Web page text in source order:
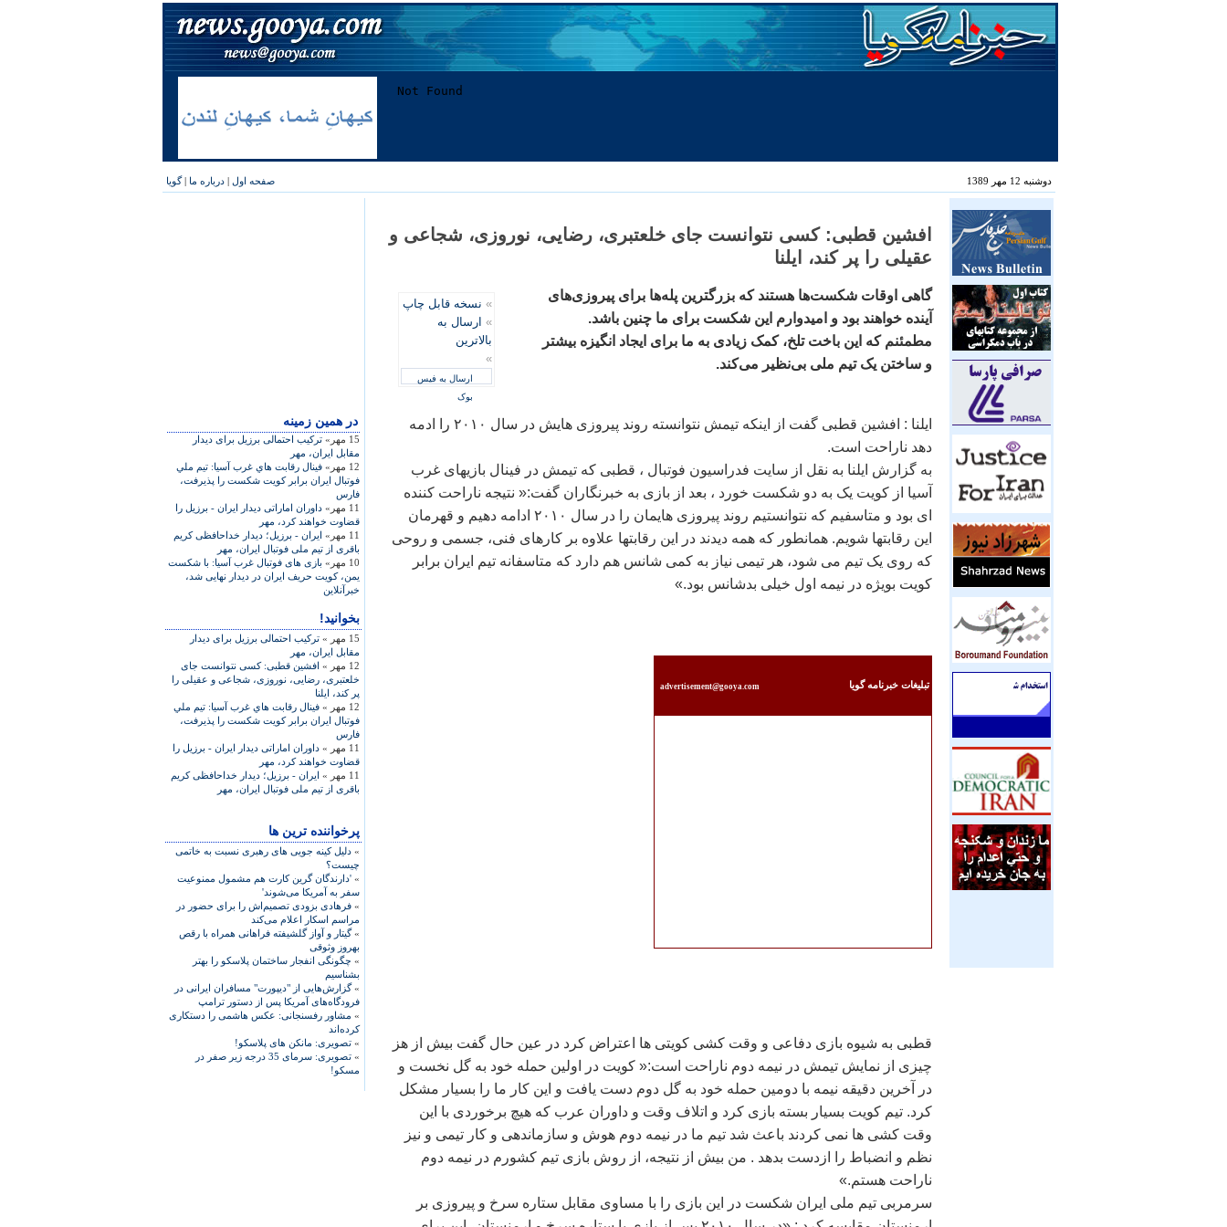
دوشنبه 12 مهر 1389 صفحه اول | درباره ما |گویا
در همين زمينه
15 مهر»
ترکيب احتمالی برزيل برای ديدار
مقابل ايران، مهر
12 مهر»
فينال رقابت هاي غرب آسيا: تيم ملي
فوتبال ايران برابر كويت شكست را پذيرفت،
فارس
11 مهر»
داوران اماراتی ديدار ايران - برزيل را
قضاوت خواهند کرد، مهر
11 مهر»
ايران - برزيل؛ ديدار خداحافظی کريم
باقری از تيم ملی فوتبال ايران، مهر
10 مهر»
بازی های فوتبال غرب آسيا: با شکست
يمن، کويت حريف ايران در ديدار نهايی شد،
خبرآنلاين
بخوانید!
15 مهر »
ترکيب احتمالی برزيل برای ديدار
مقابل ايران، مهر
12 مهر »
افشين قطبی: کسی نتوانست جای
خلعتبری، رضايی، نوروزی، شجاعی و عقيلی را
پر کند، ايلنا
12 مهر »
فينال رقابت هاي غرب آسيا: تيم ملي
فوتبال ايران برابر كويت شكست را پذيرفت،
فارس
11 مهر »
داوران اماراتی ديدار ايران - برزيل را
قضاوت خواهند کرد، مهر
11 مهر »
ايران - برزيل؛ ديدار خداحافظی کريم
باقری از تيم ملی فوتبال ايران، مهر
پرخواننده ترین ها
» دلیل کینه جویی های رهبری نسبت به خاتمی
چیست؟
» 'دارندگان گرین کارت هم مشمول ممنوعیت
سفر به آمریکا می‌شوند'
» فرهادی بزودی تصمیم‌اش را برای حضور در
مراسم اسکار اعلام می‌کند
»گیتار و آواز گلشیفته فراهانی همراه با رقص
بهروز وثوقی
» چگونگی انفجار ساختمان پلاسکو را بهتر
بشناسیم
»گزارش‌هایی از "دیپورت" مسافران ایرانی در
فرودگاه‌های آمریکا پس از دستور ترامپ
» مشاور رفسنجانی: عکس هاشمی را دستکاری
کرده‌اند
» تصویری: مانکن های پلاسکو!
»
تصویری: سرمای 35 درجه زیر صفر در
مسکو!
افشين قطبی: کسی نتوانست جای خلعتبری، رضايی، نوروزی، شجاعی و
عقيلی را پر کند، ايلنا
» نسخه قابل چاپ
» ارسال به
بالاترین
»
ارسال به فیس
بوک
گاهی اوقات شکست‌ها هستند که بزرگترين پله‌ها برای پيروزی‌های
آينده خواهند بود و اميدوارم اين شکست برای ما چنين باشد.
مطمئنم که اين باخت تلخ، کمک زيادی به ما برای ايجاد انگيزه بيشتر
و ساختن يک تيم ملی بی‌نظير می‌کند.
ايلنا : افشين قطبی گفت از اينکه تيمش نتوانسته روند پيروزی هايش در سال ۲۰۱۰ را ادمه
دهد ناراحت است.
به گزارش ايلنا به نقل از سايت فدراسيون فوتبال ، قطبی که تيمش در فينال بازيهای غرب
آسيا از کويت يک به دو شکست خورد ، بعد از بازی به خبرنگاران گفت:« نتيجه ناراحت کننده
ای بود و متاسفيم که نتوانستيم روند پيروزی هايمان را در سال ۲۰۱۰ ادامه دهيم و قهرمان
اين رقابتها شويم. همانطور که همه ديدند در اين رقابتها علاوه بر کارهای فنی، جسمی و روحی
که روی يک تيم می شود، هر تيمی نياز به کمی شانس هم دارد که متاسفانه تيم ايران برابر
کويت بويژه در نيمه اول خيلی بدشانس بود.»
تبليغات خبرنامه گويا advertisement@gooya.com
قطبی به شيوه بازی دفاعی و وقت کشی کويتی ها اعتراض کرد در عين حال گفت بيش از هز
چيزی از نمايش تيمش در نيمه دوم ناراحت است:« کويت در اولين حمله خود به گل نخست و
در آخرين دقيقه نيمه با دومين حمله خود به گل دوم دست يافت و اين کار ما را بسيار مشکل
کرد. تيم کويت بسيار بسته بازی کرد و اتلاف وقت و داوران عرب که هيچ برخوردی با اين
وقت کشی ها نمی کردند باعث شد تيم ما در نيمه دوم هوش و سازماندهی و کار تيمی و نيز
نظم و انضباط را ازدست بدهد . من بيش از نتيجه، از روش بازی تيم کشورم در نيمه دوم
ناراحت هستم.»
سرمربی تيم ملی ايران شکست در اين بازی را با مساوی مقابل ستاره سرخ و پيروزی بر